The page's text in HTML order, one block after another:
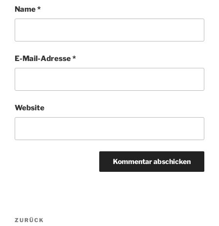
Name*
E-Mail-Adresse*
Website
Beitragsnavigation
Vorheriger
ZURÜCK